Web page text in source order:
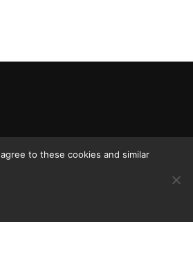
to these cookies and similar